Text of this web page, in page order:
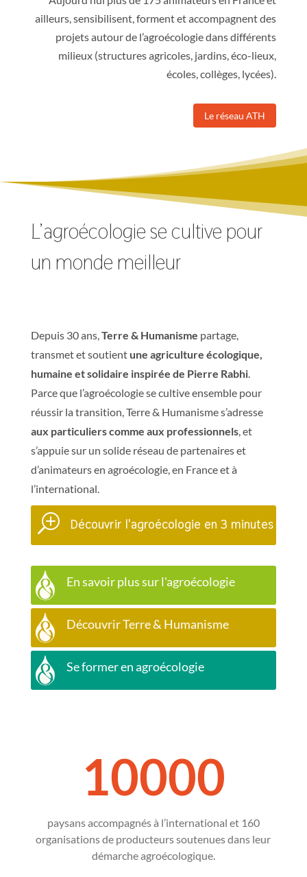
ailleurs, sensibilisent, forment et accompagnent des
projets autour de l’agroécologie dans différents
milieux (structures agricoles, jardins, éco-lieux,
écoles, collèges, lycées).
Le réseau ATH
L’agroécologie se cultive pour
un monde meilleur
Depuis 30 ans,Terre & Humanisme partage,
transmet et soutient une agriculture écologique,
humaine et solidaire inspirée de Pierre Rabhi.
Parce que l’agroécologie se cultive ensemble pour
réussir la transition, Terre & Humanisme s’adresse
aux particuliers comme aux professionnels, et
s’appuie sur un solide réseau de partenaires et
d’animateurs en agroécologie, en France et à
l’international.
T Découvrir l'agroécologie en 3 minutes
En savoir plus sur l'agroécologie
Découvrir Terre & Humanisme
Se former en agroécologie
10000
paysans accompagnés à l’international et 160
organisations de producteurs soutenues dans leur
démarche agroécologique.